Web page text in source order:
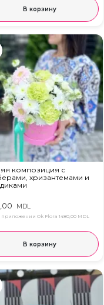
В корзину
композиция с
хризантемами и
MDL
приложении Ok Flora 1480,00 MDL
В корзину